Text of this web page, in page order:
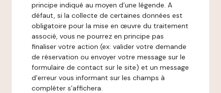
principe indiqué au moyen d’une légende. A
défaut, si la collecte de certaines données est
obligatoire pour la mise en œuvre du traitement
associé, vous ne pourrez en principe pas
finaliser votre action (ex: valider votre demande
de réservation ou envoyer votre message sur le
formulaire de contact sur le site) et un message
d’erreur vous informant sur les champs à
compléter s’affichera.